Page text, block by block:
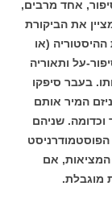
אחד מרבים,
את הביקורת
(או
על ותאוריה
בעבר סיפקו
המיר אותם
וכדומה. שניהם
המציאות, אם
מוגבלת.